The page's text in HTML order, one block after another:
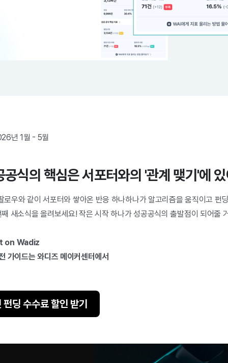
년 1월 - 5월
공식의 핵심은 서포터와의 '관계 맺기'에
로우와 같이 서포터와 쌓아온 반응 하나하나가 알고리즘을 움직이고 펀
새소식을 올려보세요! 작은 시작 하나가 성공공식의 출발점이 되어줄
on Wadiz
가이드는 와디즈 메이커센터에서
딩 수수료 할인 받기